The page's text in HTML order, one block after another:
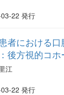
22 発行
者における
後方視的コホ
江
22 発行